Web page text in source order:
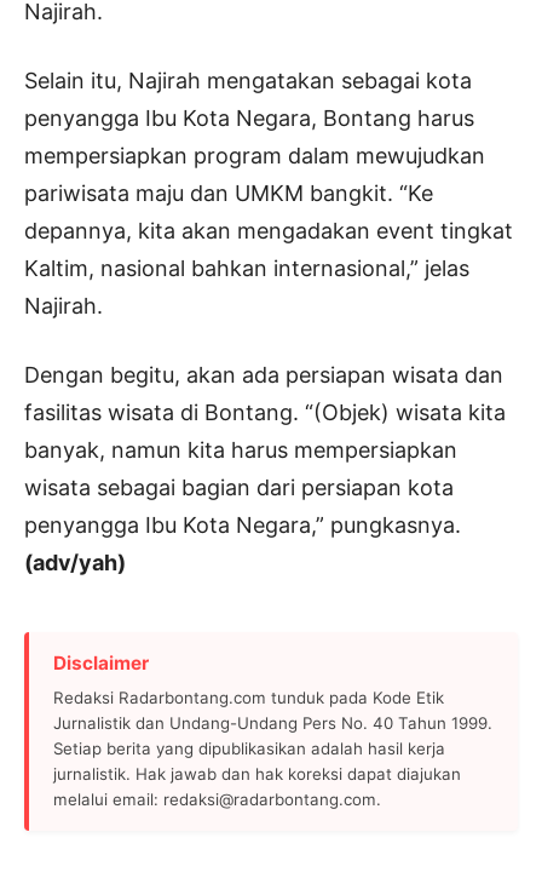
Najirah.
Selain itu, Najirah mengatakan sebagai kota
penyangga Ibu Kota Negara, Bontang harus
mempersiapkan program dalam mewujudkan
pariwisata maju dan UMKM bangkit. “Ke
depannya, kita akan mengadakan event tingkat
Kaltim, nasional bahkan internasional,” jelas
Najirah.
Dengan begitu, akan ada persiapan wisata dan
fasilitas wisata di Bontang. “(Objek) wisata kita
banyak, namun kita harus mempersiapkan
wisata sebagai bagian dari persiapan kota
penyangga Ibu Kota Negara,” pungkasnya.
(adv/yah)
Disclaimer
Redaksi Radarbontang.com tunduk pada Kode Etik
Jurnalistik dan Undang-Undang Pers No. 40 Tahun 1999.
Setiap berita yang dipublikasikan adalah hasil kerja
jurnalistik. Hak jawab dan hak koreksi dapat diajukan
melalui email: redaksi@radarbontang.com.